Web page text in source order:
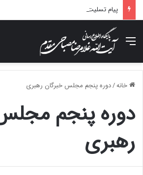
منو
خانه/دوره پنجم مجلس خبرگان رهبری
دوره پنجم
رهبری